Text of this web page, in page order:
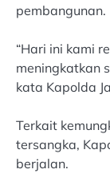
pembangunan.
“Hari ini kami
meningkatkan
kata Kapolda
Terkait
tersangka,
berjalan.